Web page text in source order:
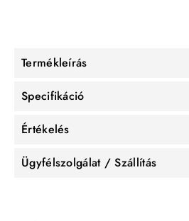
Termékleírás
Specifikáció
Értékelés
Ügyfélszolgálat / Szállítás